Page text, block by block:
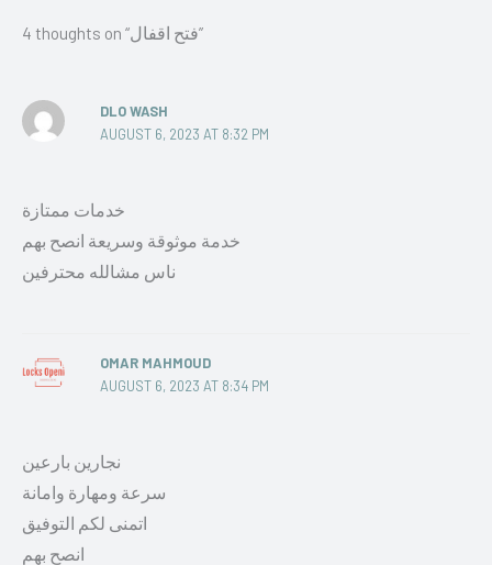
4 thoughts on “فتح اقفال”
DLO WASH
AUGUST 6, 2023 AT 8:32 PM
خدمات ممتازة
خدمة موثوقة وسريعة انصح بهم
ناس مشالله محترفين
OMAR MAHMOUD
AUGUST 6, 2023 AT 8:34 PM
نجارين بارعين
سرعة ومهارة وامانة
اتمنى لكم التوفيق
انصح بهم